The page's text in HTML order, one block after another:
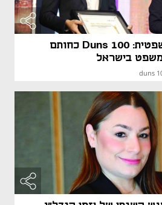
25 שנות מצוינות משפטית: Duns 100 כחותם
בישראל